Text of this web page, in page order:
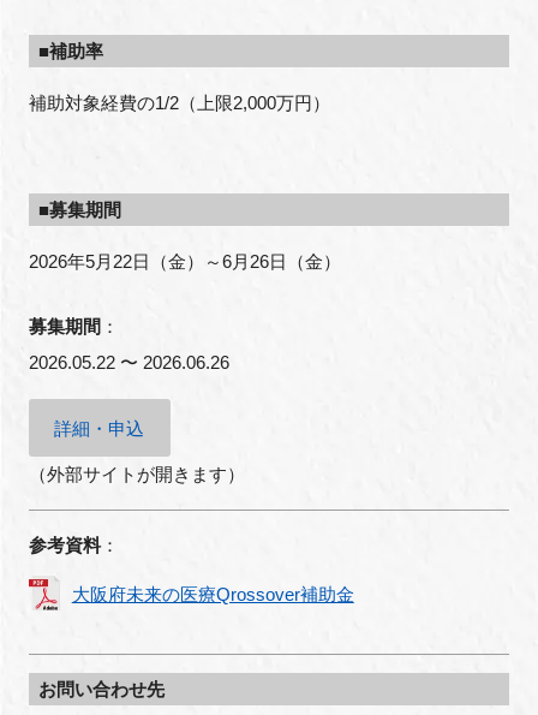
■補助率
補助対象経費の1/2（上限2,000万円）
■募集期間
2026年5月22日（金）～6月26日（金）
募集期間 ：
2026.05.22 〜 2026.06.26
詳細・申込
（外部サイトが開きます）
参考資料：
大阪府未来の医療Qrossover補助金
お問い合わせ先